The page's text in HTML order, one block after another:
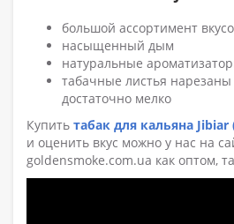
большой ассортимент
насыщенный дым
натуральные
табачные листья нарезаны
достаточно мелко
Купить табак для кальяна
и оценить вкус можно у нас на
goldensmoke.com.ua как оптом,